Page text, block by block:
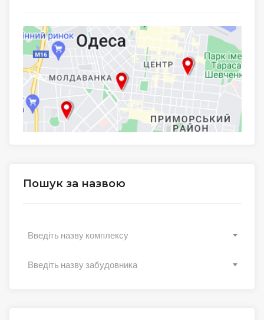
Пошук за назвою
Введіть назву комплексу
Введіть назву забудовника